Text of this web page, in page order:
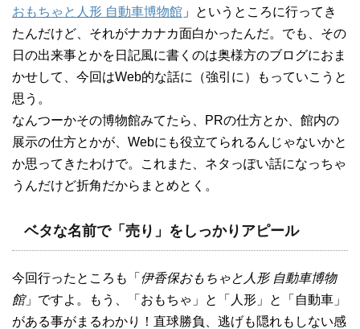
おもちゃと人形 自動車博物館 」というところに行ってき
たんだけど、それがナカナカ面白かったんだ。でも、その
日の出来事とかを日記風に書くのは奥様方のブログにおま
かせして、今回はWeb的な話に（強引に）もっていこうと
思う。
なんつーかその博物館みてたら、PRの仕方とか、館内の
展示の仕方とかが、Webにも役立てられるんじゃないかと
か思ってきたわけで。これまた、ネタっぽい話になっちゃ
うんだけど折角だからまとめとく。
ベタな名前で「売り」をしっかりアピール
今回行ったところも「 伊香保おもちゃと人形 自動車博物
館」ですよ。もう、「おもちゃ」と「人形」と「自動車」
がある事がまるわかり！直球勝負、逃げも隠れもしない感